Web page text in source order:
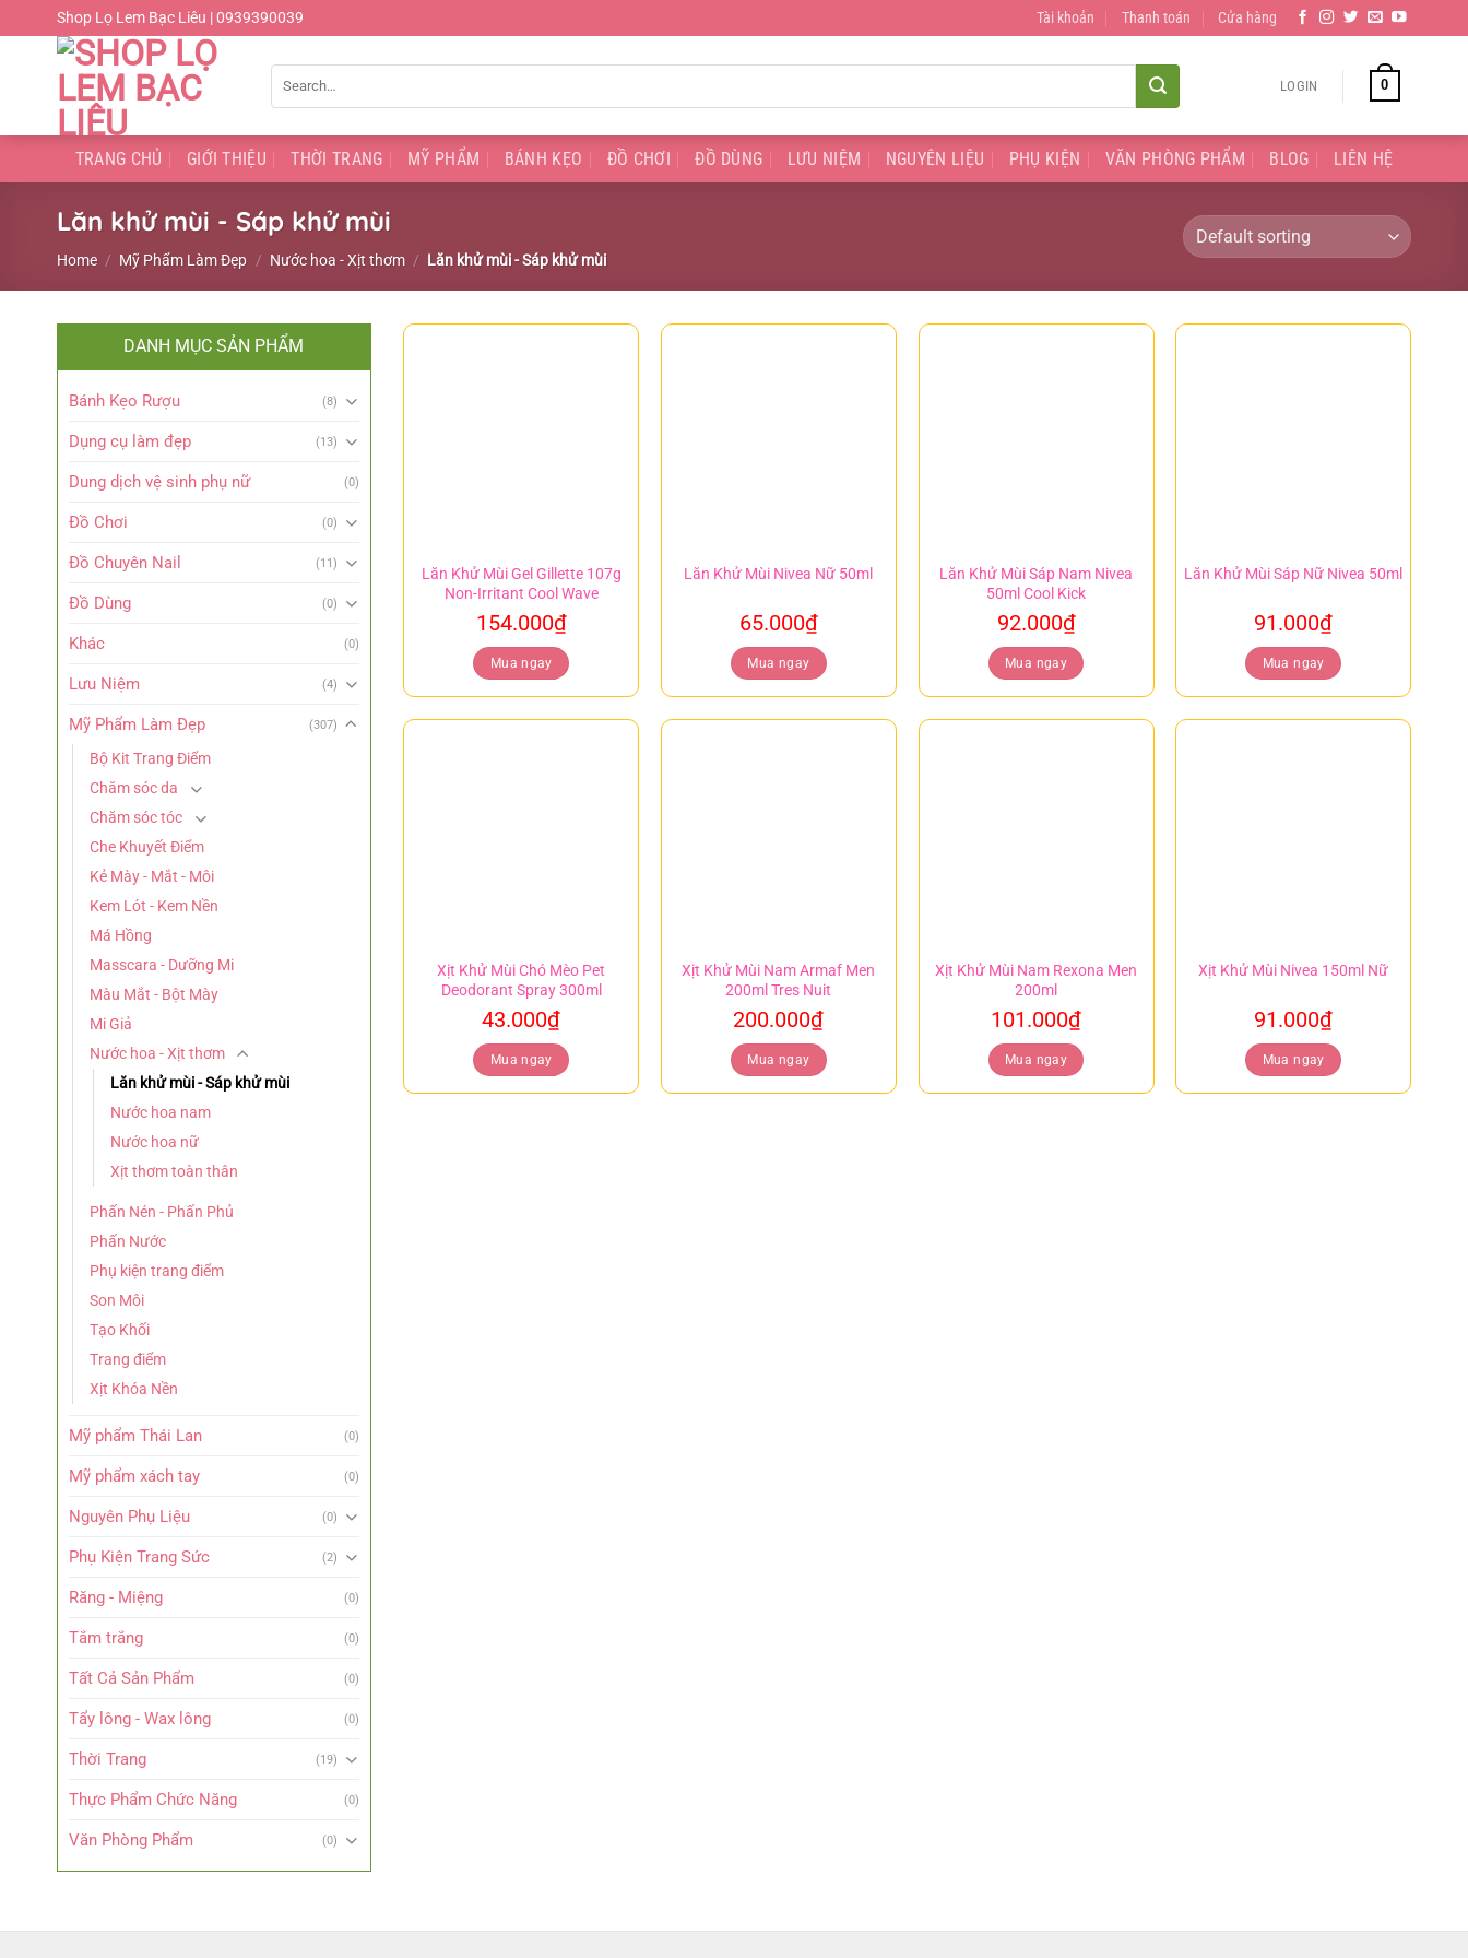
đến
Shop Lọ Lem Bạc Liêu | 0939390039 Tài khoản Thanh toán Cửa hàng
for:
LOGIN 0
TRANG CHỦ GIỚI THIỆU THỜI TRANG MỸ PHẨM BÁNH KẸO ĐỒ CHƠI ĐỒ DÙNG LƯU NIỆM NGUYÊN LIỆU PHỤ KIỆN VĂN PHÒNG PHẨM BLOG LIÊN HỆ
Lăn khử mùi - Sáp khử mùi
Home / Mỹ Phẩm Làm Đẹp / Nước hoa - Xịt thơm / Lăn khử mùi - Sáp khử mùi
DANH MỤC SẢN PHẨM
Bánh Kẹo Rượu (8)
Dụng cụ làm đẹp (13)
Dung dịch vệ sinh phụ nữ (0)
Đồ Chơi (0)
Đồ Chuyên Nail (11)
Đồ Dùng (0)
Khác (0)
Lưu Niệm (4)
Mỹ Phẩm Làm Đẹp (307)
Bộ Kit Trang Điểm
Chăm sóc da
Chăm sóc tóc
Che Khuyết Điểm
Kẻ Mày - Mắt - Môi
Kem Lót - Kem Nền
Má Hồng
Masscara - Dưỡng Mi
Màu Mắt - Bột Mày
Mi Giả
Nước hoa - Xịt thơm
Lăn khử mùi - Sáp khử mùi
Nước hoa nam
Nước hoa nữ
Xịt thơm toàn thân
Phấn Nén - Phấn Phủ
Phấn Nước
Phụ kiện trang điểm
Son Môi
Tạo Khối
Trang điểm
Xịt Khóa Nền
Mỹ phẩm Thái Lan (0)
Mỹ phẩm xách tay (0)
Nguyên Phụ Liệu (0)
Phụ Kiện Trang Sức (2)
Răng - Miệng (0)
Tắm trắng (0)
Tất Cả Sản Phẩm (0)
Tẩy lông - Wax lông (0)
Thời Trang (19)
Thực Phẩm Chức Năng (0)
Văn Phòng Phẩm (0)
Lăn Khử Mùi Gel Gillette 107g
Non-Irritant Cool Wave
154.000₫
Mua ngay
Lăn Khử Mùi Nivea Nữ 50ml
65.000₫
Mua ngay
Lăn Khử Mùi Sáp Nam Nivea
50ml Cool Kick
92.000₫
Mua ngay
Lăn Khử Mùi Sáp Nữ Nivea 50ml
91.000₫
Mua ngay
Xịt Khử Mùi Chó Mèo Pet
Deodorant Spray 300ml
43.000₫
Mua ngay
Xịt Khử Mùi Nam Armaf Men
200ml Tres Nuit
200.000₫
Mua ngay
Xịt Khử Mùi Nam Rexona Men
200ml
101.000₫
Mua ngay
Xịt Khử Mùi Nivea 150ml Nữ
91.000₫
Mua ngay